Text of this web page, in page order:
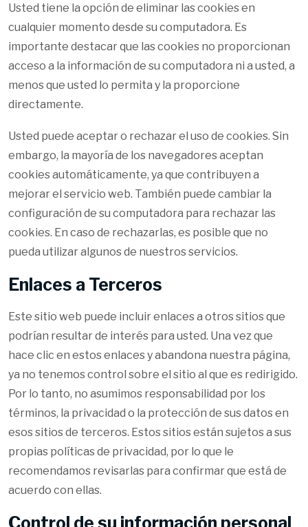
Usted tiene la opción de eliminar las cookies en
cualquier momento desde su computadora. Es
importante destacar que las cookies no proporcionan
acceso a la información de su computadora ni a usted, a
menos que usted lo permita y la proporcione
directamente.
Usted puede aceptar o rechazar el uso de cookies. Sin
embargo, la mayoría de los navegadores aceptan
cookies automáticamente, ya que contribuyen a
mejorar el servicio web. También puede cambiar la
configuración de su computadora para rechazar las
cookies. En caso de rechazarlas, es posible que no
pueda utilizar algunos de nuestros servicios.
Enlaces a Terceros
Este sitio web puede incluir enlaces a otros sitios que
podrían resultar de interés para usted. Una vez que
hace clic en estos enlaces y abandona nuestra página,
ya no tenemos control sobre el sitio al que es redirigido.
Por lo tanto, no asumimos responsabilidad por los
términos, la privacidad o la protección de sus datos en
esos sitios de terceros. Estos sitios están sujetos a sus
propias políticas de privacidad, por lo que le
recomendamos revisarlas para confirmar que está de
acuerdo con ellas.
Control de su información personal